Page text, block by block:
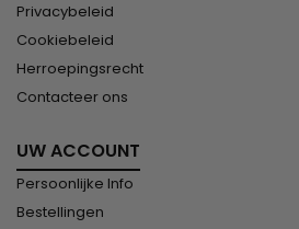
Privacybeleid
Cookiebeleid
Herroepingsrecht
Contacteer ons
UW ACCOUNT
Persoonlijke Info
Bestellingen